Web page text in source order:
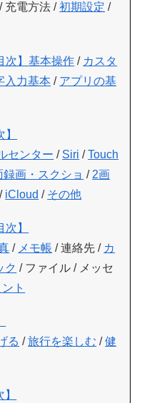
/ 充電方法 /初期設定 /
次】基本操作 / カスタ
入力基本 / アプリの基
】
センター / Siri /Touch
録画・スクショ / 2画
/ iCloud / その他
次】
/ メモ帳 / 連絡先 / カ
ク / ファイル / メッセ
ント
る /旅行を楽しむ /健